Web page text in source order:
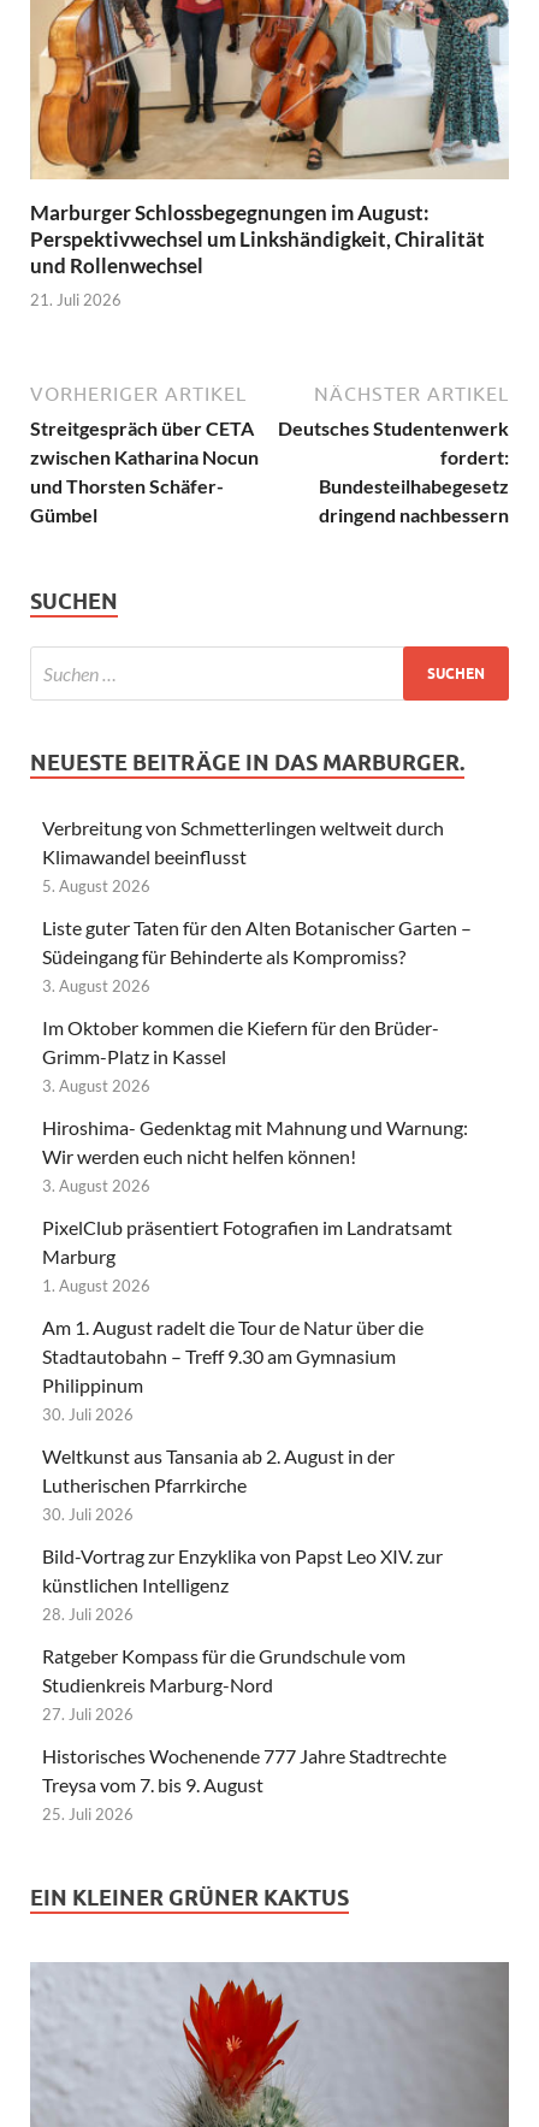
Marburger Schlossbegegnungen im August:
Perspektivwechsel um Linkshändigkeit, Chiralität
und Rollenwechsel
21. Juli 2026
VORHERIGER ARTIKEL
Streitgespräch über CETA
zwischen Katharina Nocun
und Thorsten Schäfer-
Gümbel
NÄCHSTER ARTIKEL
Deutsches Studentenwerk
fordert:
Bundesteilhabegesetz
dringend nachbessern
SUCHEN
NEUESTE BEITRÄGE IN DAS MARBURGER.
Verbreitung von Schmetterlingen weltweit durch
Klimawandel beeinflusst
5. August 2026
Liste guter Taten für den Alten Botanischer Garten –
Südeingang für Behinderte als Kompromiss?
3. August 2026
Im Oktober kommen die Kiefern für den Brüder-
Grimm-Platz in Kassel
3. August 2026
Hiroshima- Gedenktag mit Mahnung und Warnung:
Wir werden euch nicht helfen können!
3. August 2026
PixelClub präsentiert Fotografien im Landratsamt
Marburg
1. August 2026
Am 1. August radelt die Tour de Natur über die
Stadtautobahn – Treff 9.30 am Gymnasium
Philippinum
30. Juli 2026
Weltkunst aus Tansania ab 2. August in der
Lutherischen Pfarrkirche
30. Juli 2026
Bild-Vortrag zur Enzyklika von Papst Leo XIV. zur
künstlichen Intelligenz
28. Juli 2026
Ratgeber Kompass für die Grundschule vom
Studienkreis Marburg-Nord
27. Juli 2026
Historisches Wochenende 777 Jahre Stadtrechte
Treysa vom 7. bis 9. August
25. Juli 2026
EIN KLEINER GRÜNER KAKTUS